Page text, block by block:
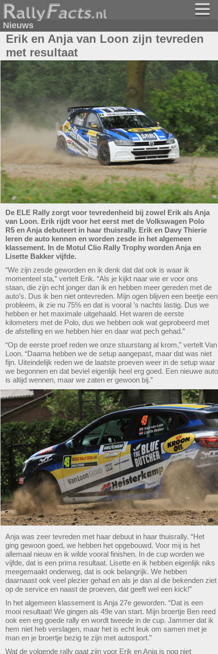
Nieuws
Erik en Anja van Loon zijn tevreden
met resultaat
De ELE Rally zorgt voor tevredenheid bij zowel Erik als Anja
van Loon. Erik rijdt voor het eerst met de Volkswagen Polo
R5 en Anja debuteert in haar thuisrally. Erik en Davy Thierie
leren de auto kennen en worden zesde in het algemeen
klassement. In de Motul Clio Rally Trophy worden Anja en
Lisette Bakker vijfde.
“We zijn zesde geworden en ik denk dat dat ook is waar ik
momenteel sta,” vertelt Erik. “Als je kijkt naar wie er voor ons
staan, die zijn echt jonger dan ik en hebben meer gereden met de
auto’s. Dus ik ben niet ontevreden. Mijn ogen blijven een beetje een
probleem, ik zie nu 75% en dat is vooral ’s nachts lastig. Dus we
hebben er het maximale uitgehaald. Het waren de eerste
kilometers met de Polo, dus we hebben ook wat geprobeerd met
de afstelling en we hebben hier en daar wat pech gehad.”
“Op de eerste proef reden we onze stuurstang al krom,” vertelt Van
Loon. “Daarna hebben we de setup aangepast, maar dat was niet
fijn. Uiteindelijk reden we de laatste proeven weer in de setup waar
we begonnen en dat beviel eigenlijk heel erg goed. Een nieuwe auto
is altijd wennen, maar we zaten er gewoon bij.”
Anja was zeer tevreden met haar debuut in haar thuisrally. “Het
ging gewoon goed, we hebben het opgebouwd. Voor mij is het
allemaal nieuw en ik wilde vooral finishen. In de cup worden we
vijfde, dat is een prima resultaat. Lisette en ik hebben eigenlijk niks
meegemaakt onderweg, dat is ook belangrijk. We hebben
daarnaast ook veel plezier gehad en als je dan al die bekenden ziet
op de service en naast de proeven, dat geeft wel een kick!”
In het algemeen klassement is Anja 27e geworden. “Dat is een
mooi resultaat! We gingen als 49e van start. Mijn broertje Ben reed
ook een erg goede rally en wordt tweede in de cup. Jammer dat ik
hem niet heb verslagen, maar het is echt leuk om samen met je
man en je broertje bezig te zijn met autosport.”
Wat de volgende rally gaat zijn voor Erik en Anja is nog niet